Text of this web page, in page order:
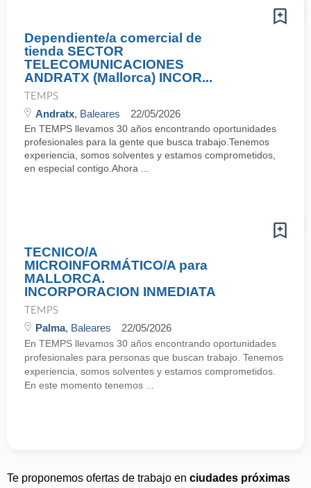
Dependiente/a comercial de
tienda SECTOR
TELECOMUNICACIONES
ANDRATX (Mallorca) INCOR...
TEMPS
Andratx, Baleares 22/05/2026
En TEMPS llevamos 30 años encontrando oportunidades
profesionales para la gente que busca trabajo.Tenemos
experiencia, somos solventes y estamos comprometidos,
en especial contigo.Ahora ...
TECNICO/A
MICROINFORMÁTICO/A para
MALLORCA.
INCORPORACION INMEDIATA
TEMPS
Palma, Baleares 22/05/2026
En TEMPS llevamos 30 años encontrando oportunidades
profesionales para personas que buscan trabajo. Tenemos
experiencia, somos solventes y estamos comprometidos.
En este momento tenemos ...
Te proponemos ofertas de trabajo en ciudades próximas